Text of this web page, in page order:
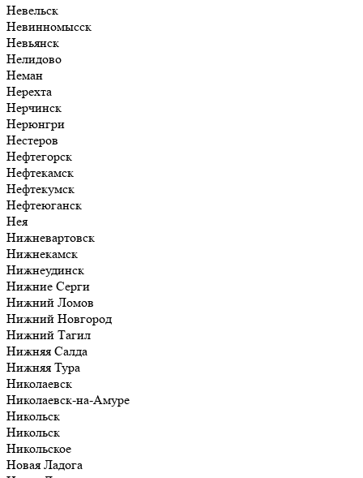
Невельск
Невинномысск
Невьянск
Нелидово
Неман
Нерехта
Нерчинск
Нерюнгри
Нестеров
Нефтегорск
Нефтекамск
Нефтекумск
Нефтеюганск
Нея
Нижневартовск
Нижнекамск
Нижнеудинск
Нижние Серги
Нижний Ломов
Нижний Новгород
Нижний Тагил
Нижняя Салда
Нижняя Тура
Николаевск
Николаевск-на-Амуре
Никольск
Никольск
Никольское
Новая Ладога